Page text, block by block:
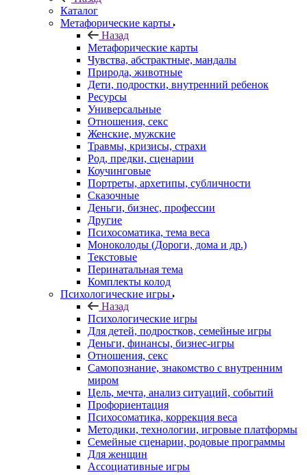
Каталог
Mетафорические карты
Назад
Mетафорические карты
Чувства, абстрактные, мандалы
Природа, животные
Дети, подростки, внутренний ребенок
Ресурсы
Универсальные
Отношения, секс
Женские, мужские
Травмы, кризисы, страхи
Род, предки, сценарии
Коучинговые
Портреты, архетипы, субличности
Сказочные
Деньги, бизнес, профессии
Другие
Психосоматика, тема веса
Моноколоды (Дороги, дома и др.)
Текстовые
Перинатальная тема
Комплекты колод
Психологические игры
Назад
Психологические игры
Для детей, подростков, семейные игры
Деньги, финансы, бизнес-игры
Отношения, секс
Самопознание, знакомство с внутренним
миром
Цель, мечта, анализ ситуаций, событий
Профориентация
Психосоматика, коррекция веса
Методики, технологии, игровые платформы
Семейные сценарии, родовые программы
Для женщин
Ассоциативные игры